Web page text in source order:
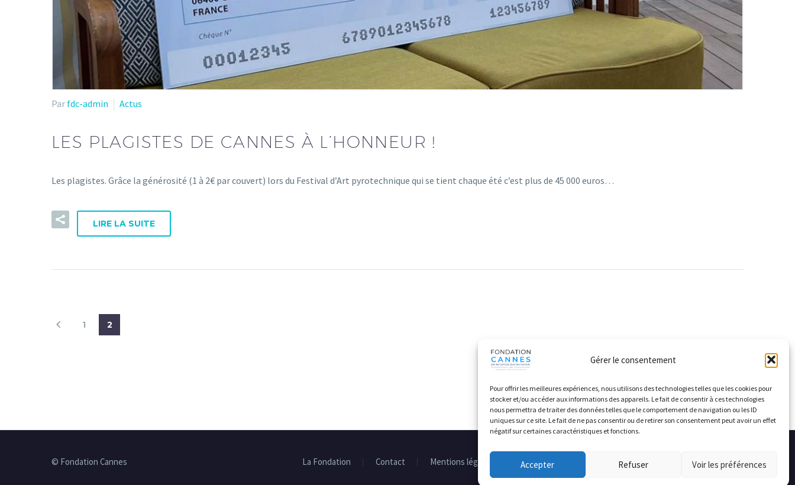
Gérer le consentement
Pour offrir les meilleures expériences, nous utilisons des technologies telles que les cookies pour
stocker et/ou accéder aux informations des appareils. Le fait de consentir à ces technologies
nous permettra de traiter des données telles que le comportement de navigation ou les ID
uniques sur ce site. Le fait de ne pas consentir ou de retirer son consentement peut avoir un effet
négatif sur certaines caractéristiques et fonctions.
Accepter Refuser Voir les préférences
Par fdc-admin Actus
LES PLAGISTES DE CANNES À L’HONNEUR !
Les plagistes. Grâce la générosité (1 à 2€ par couvert) lors du Festival d’Art pyrotechnique qui se tient chaque été c’est plus de 45 000 euros…
LIRE LA SUITE
1 2
La Fondation Contact Mentions légales
© Fondation Cannes